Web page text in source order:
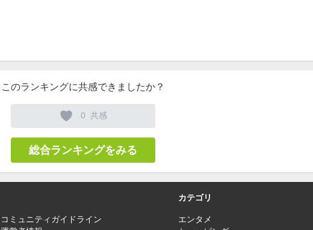
このランキングに共感できましたか？
0 共感
総合ランキングをみる
コミュニティガイドライン
カテゴリ
エンタメ